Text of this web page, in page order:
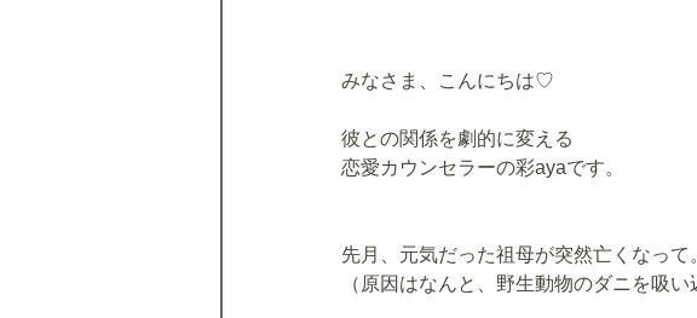
みなさま、こんにちは♡
彼との関係を劇的に変える
恋愛カウンセラーの彩ayaです。
先月、元気だった祖母が突然亡くなって
（原因はなんと、野生動物のダニを吸